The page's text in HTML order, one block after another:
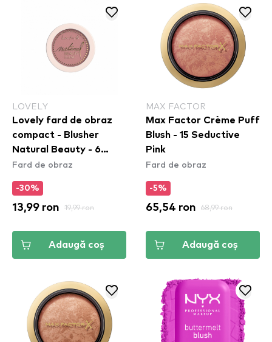
LOVELY
Lovely fard de obraz
compact - Blusher
Natural Beauty - 6
(CEL39N6)
Fard de obraz
-30%
13,99 ron 19,99 ron
Adaugă coș
MAX FACTOR
Max Factor Crème Puff
Blush - 15 Seductive
Pink
Fard de obraz
-5%
65,54 ron 68,99 ron
Adaugă coș